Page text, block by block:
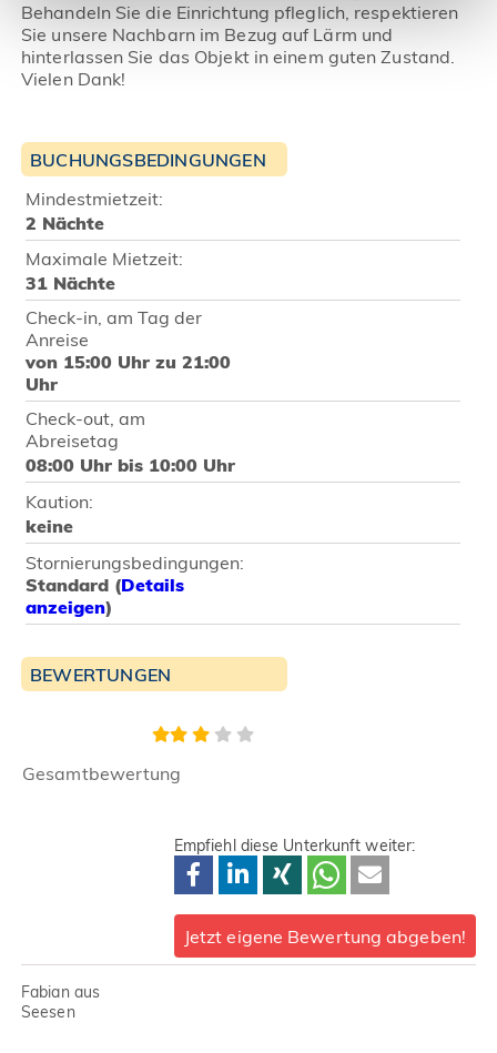
Behandeln Sie die Einrichtung pfleglich, respektieren
Sie unsere Nachbarn im Bezug auf Lärm und
hinterlassen Sie das Objekt in einem guten Zustand.
Vielen Dank!
BUCHUNGSBEDINGUNGEN
Mindestmietzeit:
2 Nächte
Maximale Mietzeit:
31 Nächte
Check-in, am Tag der
Anreise
von 15:00 Uhr zu 21:00
Uhr
Check-out, am
Abreisetag
08:00 Uhr bis 10:00 Uhr
Kaution:
keine
Stornierungsbedingungen:
Standard (Details
anzeigen)
BEWERTUNGEN
Gesamtbewertung
Empfiehl diese Unterkunft weiter:
Jetzt eigene Bewertung abgeben!
Fabian aus
Seesen